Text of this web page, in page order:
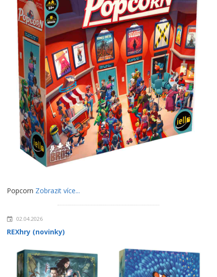
Popcorn Zobrazit více...
02.04.2026
REXhry (novinky)